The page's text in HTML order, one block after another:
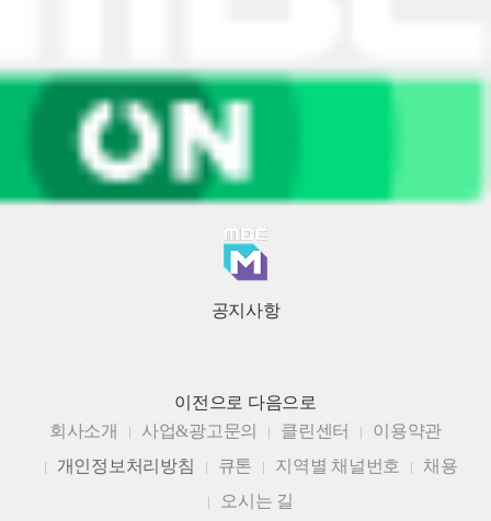
공지사항
이전으로 다음으로
회사소개
사업&광고문의 클린센터
이용약관
개인정보처리방침
큐톤 지역별 채널번호
채용
오시는 길